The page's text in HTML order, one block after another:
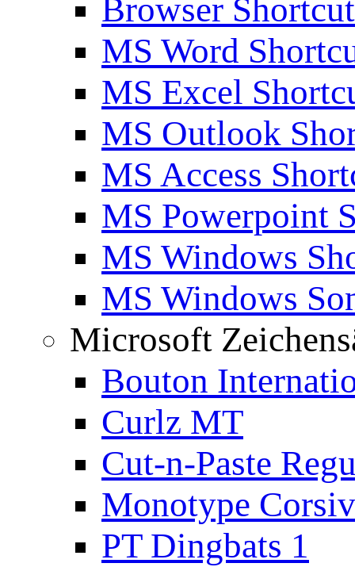
Browser
MS Word
MS Excel
MS Outlook
MS Access
MS Powerpoint
MS Windows
MS Windows
Microsoft
Bouton
Curlz MT
Cut-n-Paste
Monotype
PT Dingbats 1